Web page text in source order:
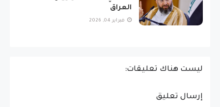
العراق
فبراير 04, 2026
ليست هناك تعليقات:
إرسال تعليق